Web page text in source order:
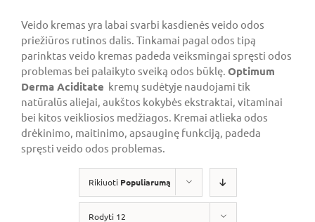
Veido kremas yra labai svarbi kasdienės veido odos
priežiūros rutinos dalis. Tinkamai pagal odos tipą
parinktas veido kremas padeda veiksmingai spręsti odos
problemas bei palaikyto sveiką odos būklę. Optimum
Derma Aciditate kremų sudėtyje naudojami tik
natūralūs aliejai, aukštos kokybės ekstraktai, vitaminai
bei kitos veikliosios medžiagos. Kremai atlieka odos
drėkinimo, maitinimo, apsauginę funkciją, padeda
spręsti veido odos problemas.
Rikiuoti Populiarumą
Rodyti 12